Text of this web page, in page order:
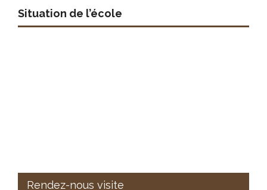
Situation de l’école
Rendez-nous visite